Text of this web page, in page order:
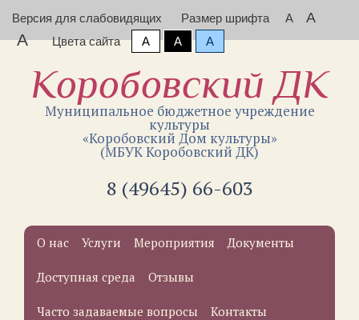
Версия для слабовидящих Размер шрифта A A
A Цвета сайта A A A
Коробовский ДК
Муниципальное бюджетное учреждение
культуры
«Коробовский Дом культуры»
(МБУК Коробовский ДК)
8 (49645) 66-603
О нас Услуги Мероприятия Документы
Доступная среда Отзывы
Часто задаваемые вопросы Контакты